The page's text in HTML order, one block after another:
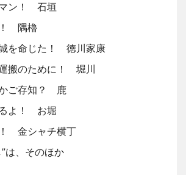
ン！ 石垣
隅櫓
を命じた！ 徳川家康
搬のために！ 堀川
ご存知？ 鹿
よ！ お堀
金シャチ横丁
は、そのほか